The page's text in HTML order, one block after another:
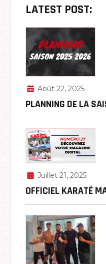
LATEST POST:
Août 22, 2025
PLANNING DE LA
Juillet 21, 2025
OFFICIEL KARATÉ